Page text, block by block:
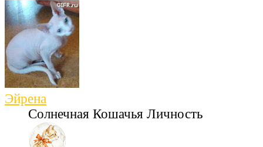
Эйрена
Солнечная Кошачья Личность